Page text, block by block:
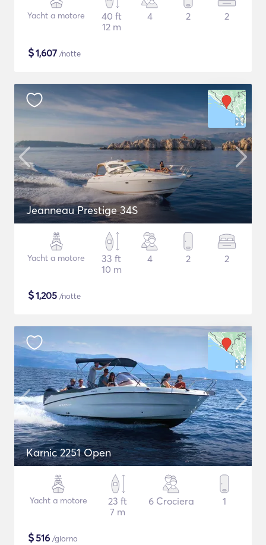
Yacht a motore
40 ft
12 m
4 2 2
$1,607 /notte
Jeanneau Prestige 34S
Yacht a motore
33 ft
10 m
4 2 2
$1,205 /notte
Karnic 2251 Open
Yacht a motore
23 ft
7 m
6 Crociera 1
$516 /giorno